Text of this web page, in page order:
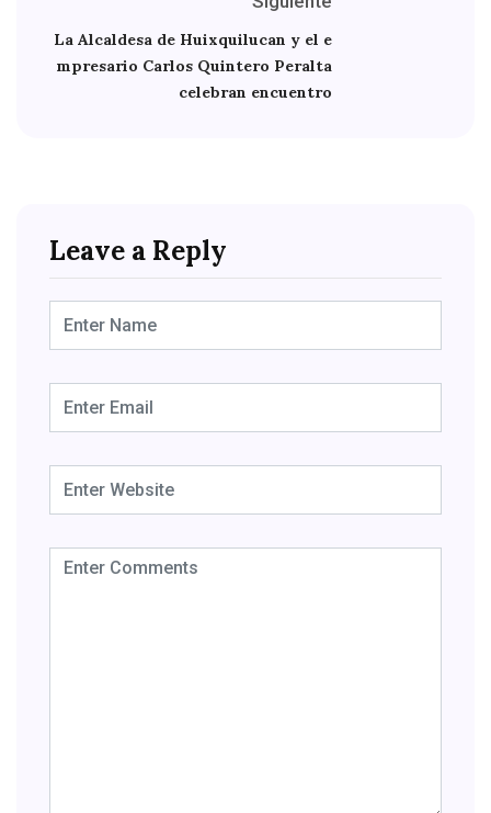
La Alcaldesa de Huixquilucan y el e
mpresario Carlos Quintero Peralta
celebran encuentro
Leave a Reply